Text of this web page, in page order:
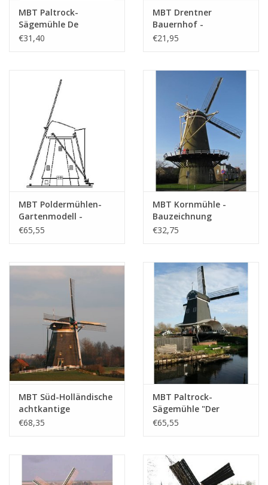
MBT Paltrock-
Sägemühle De
Eenhoorn -
€31,40
MBT Drentner
Bauernhof -
Bauzeichnung
€21,95
MBT Poldermühlen-
Gartenmodell -
Bauzeichnung
€65,55
MBT Kornmühle -
Bauzeichnung
Maßstab 1 : 100
€32,75
MBT Süd-Holländische
achtkantige
Wassermühle -
(30.06.009)
€68,35
MBT Paltrock-
Sägemühle "Der
Einhorn" -
(30.06.010)
€65,55